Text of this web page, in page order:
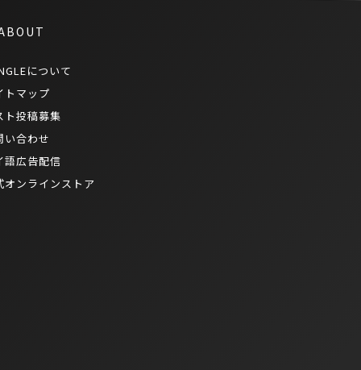
について
トマップ
ト投稿募集
い合わせ
語広告配信
オンラインストア